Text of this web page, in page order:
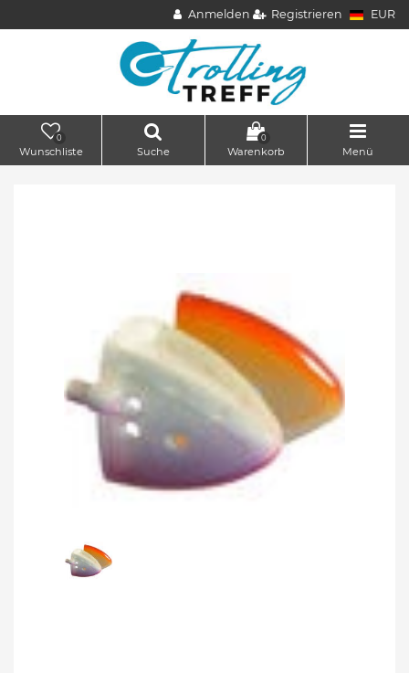
Anmelden Registrieren EUR
0
Wunschliste Suche
0
Warenkorb Menü